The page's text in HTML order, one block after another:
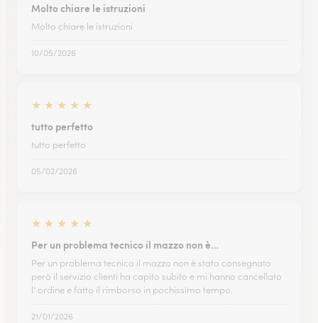
Molto chiare le istruzioni
Molto chiare le istruzioni
10/05/2026
★ ★ ★ ★ ★
tutto perfetto
tutto perfetto
05/02/2026
★ ★ ★ ★ ★
Per un problema tecnico il mazzo non è…
Per un problema tecnico il mazzo non è stato consegnato
però il servizio clienti ha capito subito e mi hanno cancellato
l' ordine e fatto il rimborso in pochissimo tempo.
21/01/2026